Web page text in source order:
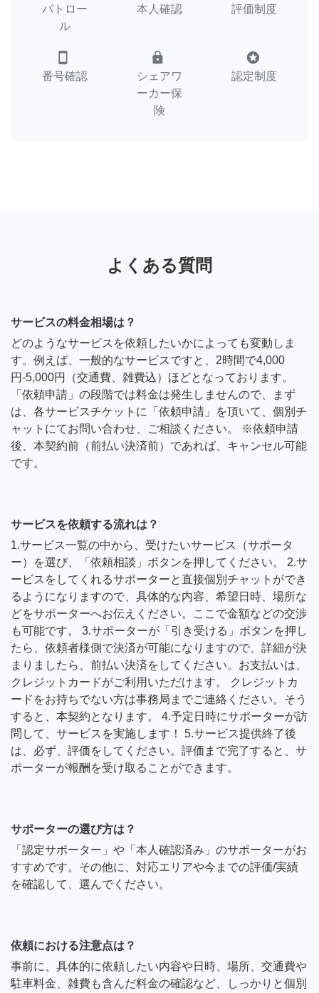
パトロー
ル
本人確認 評価制度
smartphone
番号確認
lock
シェアワ
ーカー保
険
stars
認定制度
よくある質問
サービスの料金相場は？
どのようなサービスを依頼したいかによっても変動しま
す。例えば、一般的なサービスですと、2時間で4,000
円-5,000円（交通費、雑費込）ほどとなっております。
「依頼申請」の段階では料金は発生しませんので、まず
は、各サービスチケットに「依頼申請」を頂いて、個別チ
ャットにてお問い合わせ、ご相談ください。 ※依頼申請
後、本契約前（前払い決済前）であれば、キャンセル可能
です。
サービスを依頼する流れは？
1.サービス一覧の中から、受けたいサービス（サポータ
ー）を選び、「依頼相談」ボタンを押してください。 2.サ
ービスをしてくれるサポーターと直接個別チャットができ
るようになりますので、具体的な内容、希望日時、場所な
どをサポーターへお伝えください。ここで金額などの交渉
も可能です。 3.サポーターが「引き受ける」ボタンを押し
たら、依頼者様側で決済が可能になりますので、詳細が決
まりましたら、前払い決済をしてください。お支払いは、
クレジットカードがご利用いただけます。 クレジットカ
ードをお持ちでない方は事務局までご連絡ください。そう
すると、本契約となります。 4.予定日時にサポーターが訪
問して、サービスを実施します！ 5.サービス提供終了後
は、必ず、評価をしてください。評価まで完了すると、サ
ポーターが報酬を受け取ることができます。
サポーターの選び方は？
「認定サポーター」や「本人確認済み」のサポーターがお
すすめです。その他に、対応エリアや今までの評価/実績
を確認して、選んでください。
依頼における注意点は？
事前に、具体的に依頼したい内容や日時、場所、交通費や
駐車料金、雑費も含んだ料金の確認など、しっかりと個別